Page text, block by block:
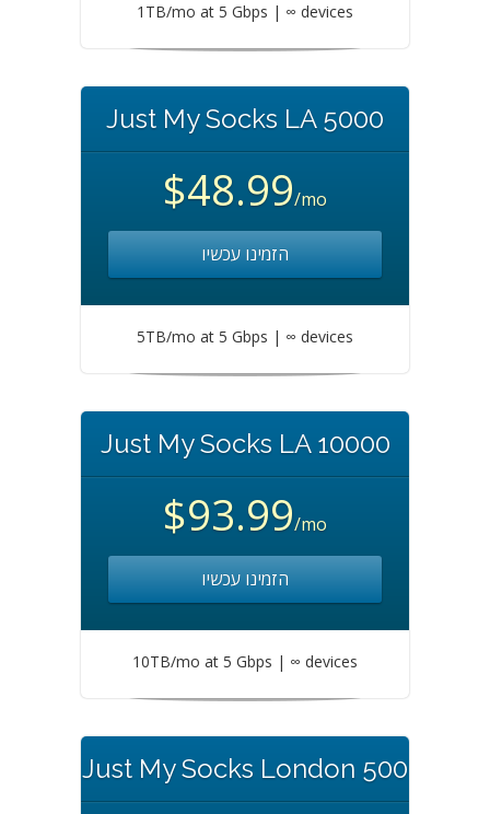
1TB/mo at 5 Gbps | ∞ devices
Just My Socks LA 5000
$48.99/mo
הזמינו עכשיו
5TB/mo at 5 Gbps | ∞ devices
Just My Socks LA 10000
$93.99/mo
הזמינו עכשיו
10TB/mo at 5 Gbps | ∞ devices
Just My Socks London 500